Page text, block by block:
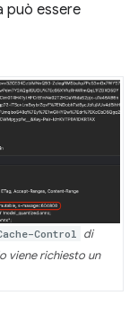
può essere
Control di
viene richiesto un